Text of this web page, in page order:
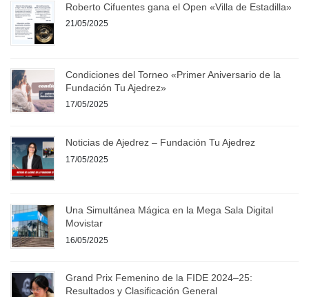
Roberto Cifuentes gana el Open «Villa de Estadilla»
21/05/2025
Condiciones del Torneo «Primer Aniversario de la
Fundación Tu Ajedrez»
17/05/2025
Noticias de Ajedrez – Fundación Tu Ajedrez
17/05/2025
Una Simultánea Mágica en la Mega Sala Digital
Movistar
16/05/2025
Grand Prix Femenino de la FIDE 2024–25:
Resultados y Clasificación General